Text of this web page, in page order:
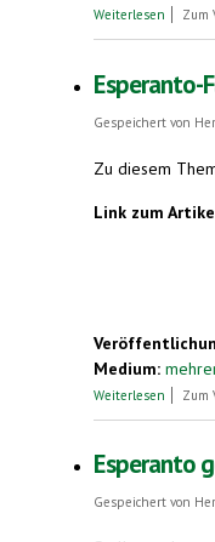
Weiterlesen überZum
Esperanto-
Gespeichert von
Zu diesem
Link zum
Medium:
Weiterlesen überZum
Esperanto
Gespeichert von